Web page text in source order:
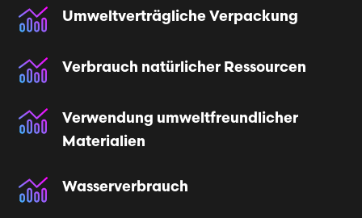
Umweltverträgliche Verpackung
Verbrauch natürlicher Ressourcen
Verwendung umweltfreundlicher
Materialien
Wasserverbrauch